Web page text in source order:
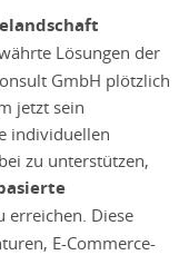
Lösungen der
GmbH plötzlich
jetzt sein
individuellen
zu unterstützen,
erreichen. Diese
E-Commerce-